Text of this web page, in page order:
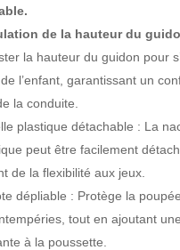
de la hauteur du
la hauteur du guidon pour
l’enfant, garantissant un
la conduite.
plastique détachable : La
peut être facilement
de la flexibilité aux jeux.
dépliable : Protège la
tout en ajoutant
à la poussette.